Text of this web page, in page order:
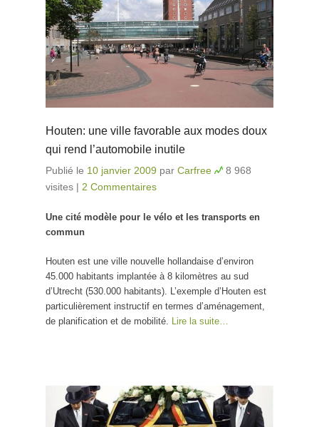
Houten: une ville favorable aux modes doux
qui rend l’automobile inutile
Publié le 10 janvier 2009 par Carfree
8 968
visites | 2 Commentaires
Une cité modèle pour le vélo et les transports en
commun
Houten est une ville nouvelle hollandaise d’environ
45.000 habitants implantée à 8 kilomètres au sud
d’Utrecht (530.000 habitants). L’exemple d’Houten est
particulièrement instructif en termes d’aménagement,
de planification et de mobilité. Lire la suite…